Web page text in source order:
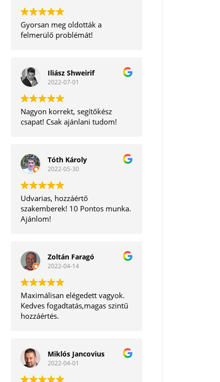
Gyorsan meg oldották a
felmerülő problémát!
Iliász Shweirif
2022-07-01
Nagyon korrekt, segítőkész
csapat! Csak ajánlani tudom!
Tóth Károly
2022-05-30
Udvarias, hozzáértő
szakemberek! 10 Pontos munka.
Ajánlom!
Zoltán Faragó
2022-04-14
Maximálisan elégedett vagyok.
Kedves fogadtatás,magas szintű
hozzáértés.
Miklós Jancovius
2022-04-01